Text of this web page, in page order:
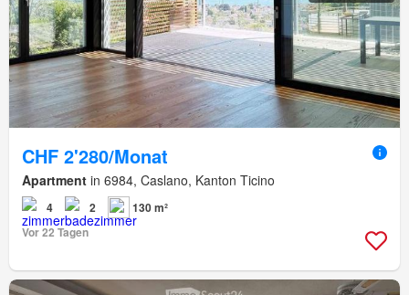
CHF 2'280/Monat
Apartment in 6984, Caslano, Kanton Ticino
4 2
130 m²
Vor 22 Tagen